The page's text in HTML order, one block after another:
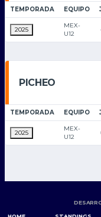
TEMPORADA EQUIPO
2025
MEX-
U12
PICHEO
TEMPORADA EQUIPO
2025
MEX-
U12